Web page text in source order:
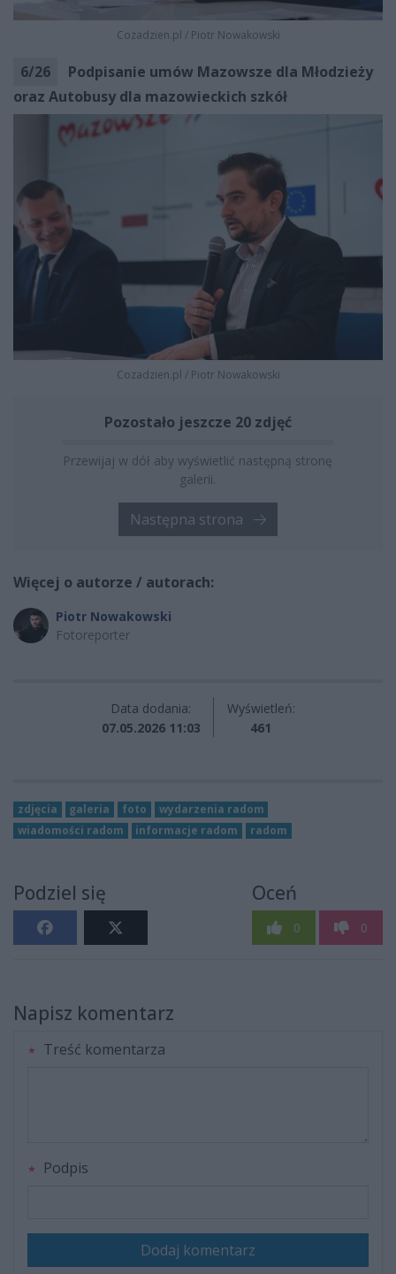
Cozadzien.pl / Piotr Nowakowski
6/26
Podpisanie umów Mazowsze dla Młodzieży
oraz Autobusy dla mazowieckich szkół
Cozadzien.pl / Piotr Nowakowski
Pozostało jeszcze 20 zdjęć
Przewijaj w dół aby wyświetlić następną stronę
galerii.
Następna strona
Więcej o autorze / autorach:
Piotr Nowakowski
Fotoreporter
Data dodania:
07.05.2026 11:03
Wyświetleń:
461
zdjęcia galeria foto
wydarzenia radom
wiadomości radom
informacje radom radom
Podziel się Oceń
0 0
Napisz komentarz
Treść komentarza
Podpis
Dodaj komentarz